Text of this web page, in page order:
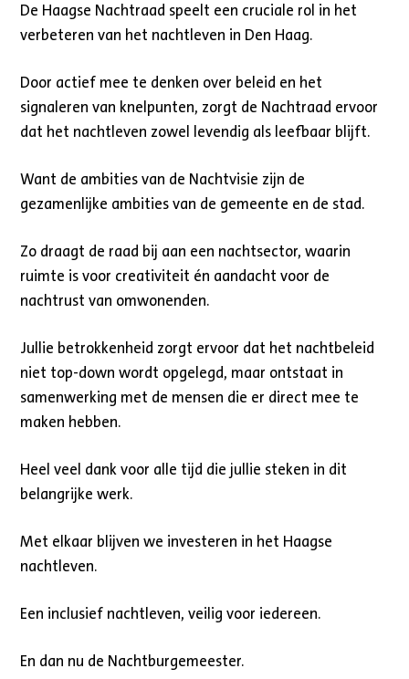
De Haagse Nachtraad speelt een cruciale rol in het
verbeteren van het nachtleven in Den Haag.
Door actief mee te denken over beleid en het
signaleren van knelpunten, zorgt de Nachtraad ervoor
dat het nachtleven zowel levendig als leefbaar blijft.
Want de ambities van de Nachtvisie zijn de
gezamenlijke ambities van de gemeente en de stad.
Zo draagt de raad bij aan een nachtsector, waarin
ruimte is voor creativiteit én aandacht voor de
nachtrust van omwonenden.
Jullie betrokkenheid zorgt ervoor dat het nachtbeleid
niet top-down wordt opgelegd, maar ontstaat in
samenwerking met de mensen die er direct mee te
maken hebben.
Heel veel dank voor alle tijd die jullie steken in dit
belangrijke werk.
Met elkaar blijven we investeren in het Haagse
nachtleven.
Een inclusief nachtleven, veilig voor iedereen.
En dan nu de Nachtburgemeester.